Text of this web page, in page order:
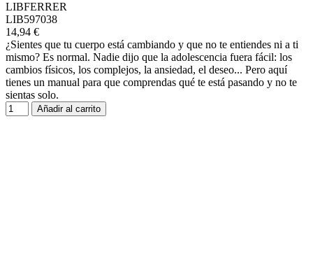
LIBFERRER
LIB597038
14,94 €
¿Sientes que tu cuerpo está cambiando y que no te entiendes ni a ti
mismo? Es normal. Nadie dijo que la adolescencia fuera fácil: los
cambios físicos, los complejos, la ansiedad, el deseo... Pero aquí
tienes un manual para que comprendas qué te está pasando y no te
sientas solo.
Añadir al carrito